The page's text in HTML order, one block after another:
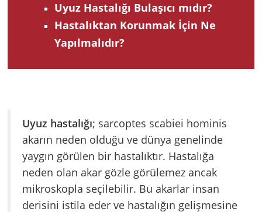
Uyuz Hastalığı Bulaşıcı mıdır?
Hastalıktan Korunmak İçin Ne
Yapılmalıdır?
Uyuz hastalığı; sarcoptes scabiei hominis
akarın neden olduğu ve dünya genelinde
yaygın görülen bir hastalıktır. Hastalığa
neden olan akar gözle görülemez ancak
mikroskopla seçilebilir. Bu akarlar insan
derisini istila eder ve hastalığın gelişmesine